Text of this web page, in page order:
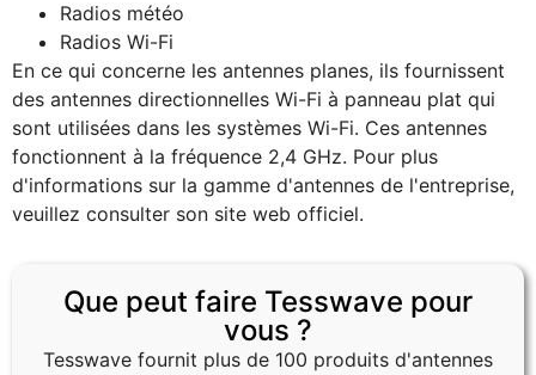
Radios météo
Radios Wi-Fi
En ce qui concerne les antennes planes, ils fournissent
des antennes directionnelles Wi-Fi à panneau plat qui
sont utilisées dans les systèmes Wi-Fi. Ces antennes
fonctionnent à la fréquence 2,4 GHz. Pour plus
d'informations sur la gamme d'antennes de l'entreprise,
veuillez consulter son site web officiel.
Que peut faire Tesswave pour
vous ?
Tesswave fournit plus de 100 produits d'antennes